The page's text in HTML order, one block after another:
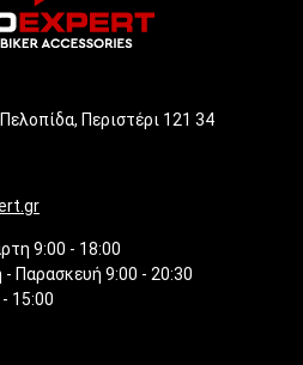
Περιστέρι 121 34
9:00 - 18:00
- Παρασκευή 9:00 - 20:30
15:00